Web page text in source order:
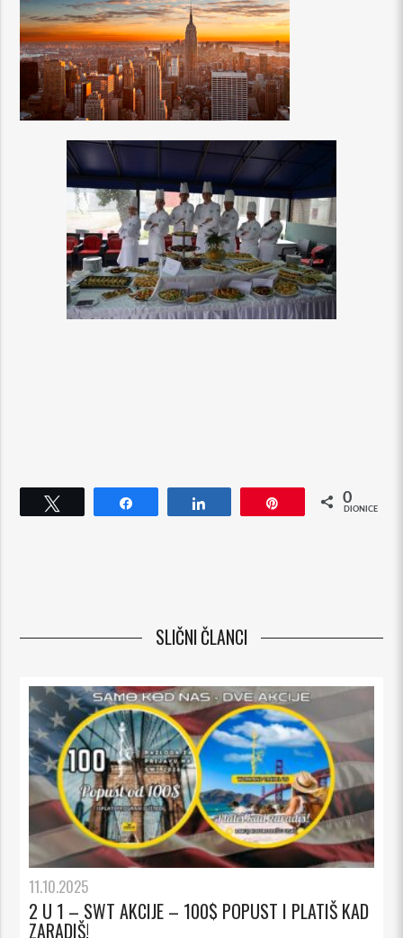
0
DIONICE
SLIČNI ČLANCI
11.10.2025
2 U 1 – SWT AKCIJE – 100$ POPUST I PLATIŠ KAD
ZARADIŠ!